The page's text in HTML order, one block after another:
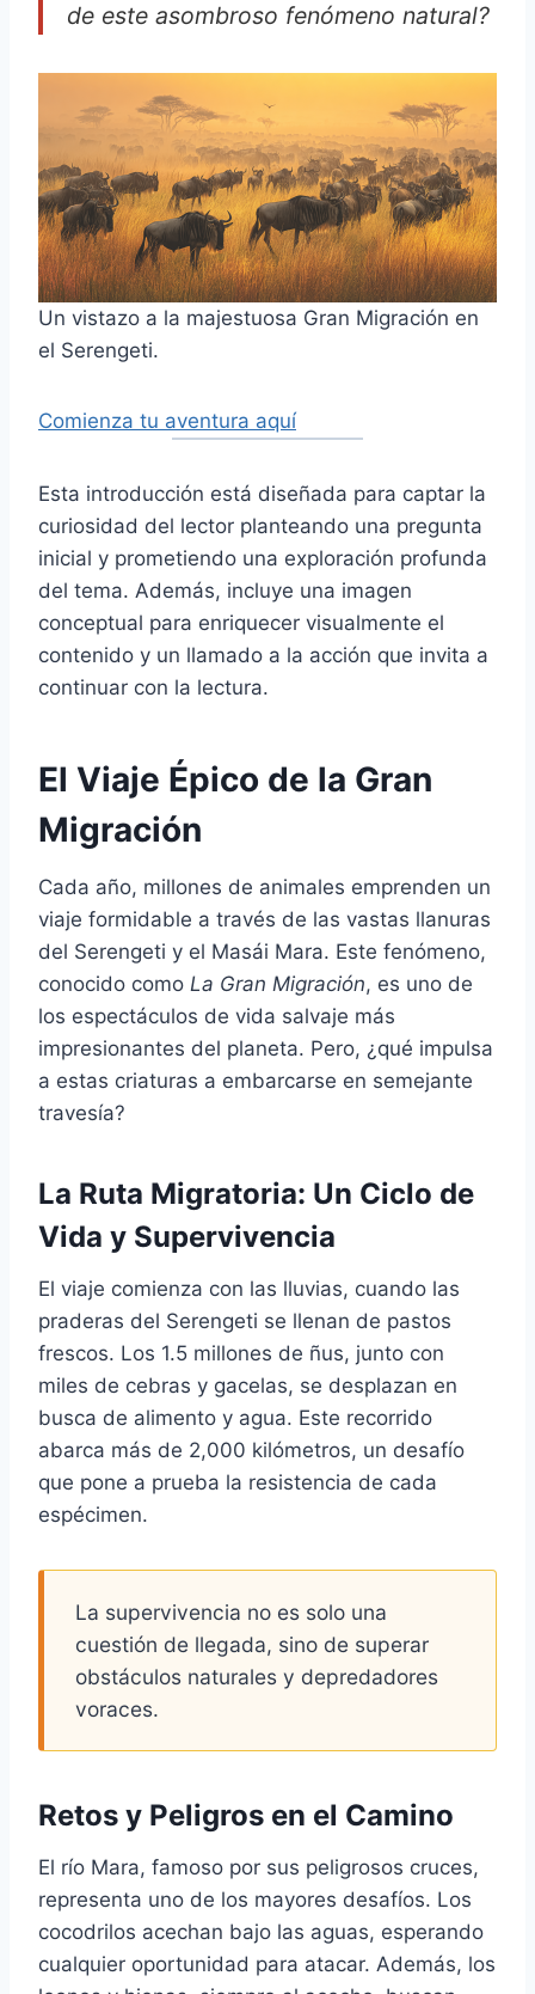
de este asombroso fenómeno natural?
Un vistazo a la majestuosa Gran Migración en
el Serengeti.
Comienza tu aventura aquí
Esta introducción está diseñada para captar la
curiosidad del lector planteando una pregunta
inicial y prometiendo una exploración profunda
del tema. Además, incluye una imagen
conceptual para enriquecer visualmente el
contenido y un llamado a la acción que invita a
continuar con la lectura.
El Viaje Épico de la Gran
Migración
Cada año, millones de animales emprenden un
viaje formidable a través de las vastas llanuras
del Serengeti y el Masái Mara. Este fenómeno,
conocido como La Gran Migración, es uno de
los espectáculos de vida salvaje más
impresionantes del planeta. Pero, ¿qué impulsa
a estas criaturas a embarcarse en semejante
travesía?
La Ruta Migratoria: Un Ciclo de
Vida y Supervivencia
El viaje comienza con las lluvias, cuando las
praderas del Serengeti se llenan de pastos
frescos. Los 1.5 millones de ñus, junto con
miles de cebras y gacelas, se desplazan en
busca de alimento y agua. Este recorrido
abarca más de 2,000 kilómetros, un desafío
que pone a prueba la resistencia de cada
espécimen.
La supervivencia no es solo una
cuestión de llegada, sino de superar
obstáculos naturales y depredadores
voraces.
Retos y Peligros en el Camino
El río Mara, famoso por sus peligrosos cruces,
representa uno de los mayores desafíos. Los
cocodrilos acechan bajo las aguas, esperando
cualquier oportunidad para atacar. Además, los